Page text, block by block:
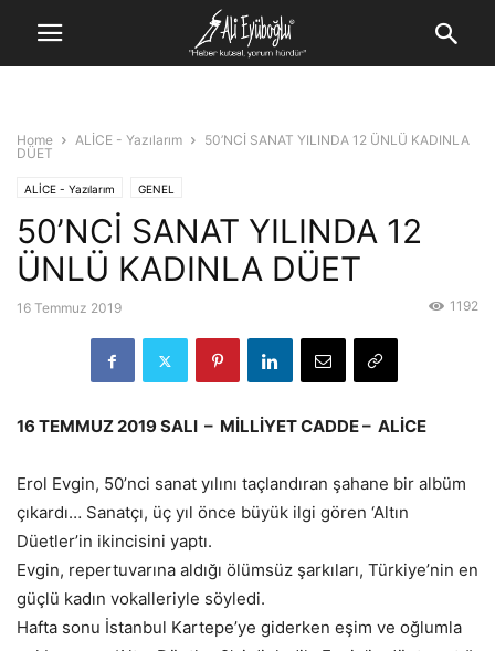
Home ALİCE - Yazılarım
50’NCİ SANAT YILINDA 12 ÜNLÜ KADINLA
DÜET
ALİCE - Yazılarım GENEL
50’NCİ SANAT YILINDA 12
ÜNLÜ KADINLA DÜET
16 Temmuz 2019 1192
16 TEMMUZ 2019 SALI – MİLLİYET CADDE – ALİCE
Erol Evgin, 50’nci sanat yılını taçlandıran şahane bir albüm
çıkardı… Sanatçı, üç yıl önce büyük ilgi gören ‘Altın
Düetler’in ikincisini yaptı.
Evgin, repertuvarına aldığı ölümsüz şarkıları, Türkiye’nin en
güçlü kadın vokalleriyle söyledi.
Hafta sonu İstanbul Kartepe’ye giderken eşim ve oğlumla